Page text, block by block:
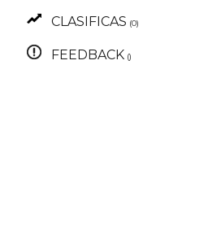
CLASIFICAS (0)
FEEDBACK ()